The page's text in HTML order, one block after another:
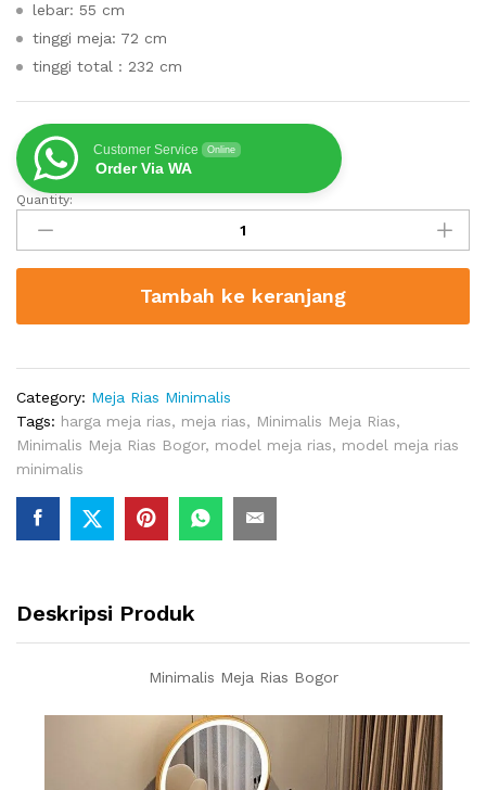
lebar: 55 cm
tinggi meja: 72 cm
tinggi total : 232 cm
Customer Service Online
Order Via WA
Minimalis
Meja
Rias
Bogor
Quantity:
Tambah ke keranjang
Category: Meja Rias Minimalis
Tags: harga meja rias, meja rias, Minimalis Meja Rias,
Minimalis Meja Rias Bogor, model meja rias, model meja rias
minimalis
Deskripsi Produk
Minimalis Meja Rias Bogor